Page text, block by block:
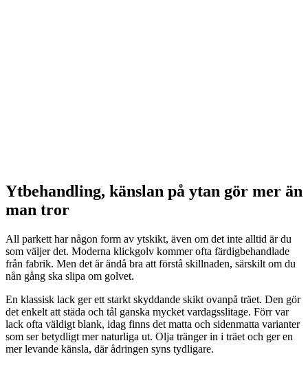
Ytbehandling, känslan på ytan gör mer än
man tror
All parkett har någon form av ytskikt, även om det inte alltid är du
som väljer det. Moderna klickgolv kommer ofta färdigbehandlade
från fabrik. Men det är ändå bra att förstå skillnaden, särskilt om du
nån gång ska slipa om golvet.
En klassisk lack ger ett starkt skyddande skikt ovanpå träet. Den gör
det enkelt att städa och tål ganska mycket vardagsslitage. Förr var
lack ofta väldigt blank, idag finns det matta och sidenmatta varianter
som ser betydligt mer naturliga ut. Olja tränger in i träet och ger en
mer levande känsla, där ådringen syns tydligare.